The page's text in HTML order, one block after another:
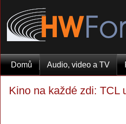
Domů Audio, video a TV
Kino na každé zdi: TCL